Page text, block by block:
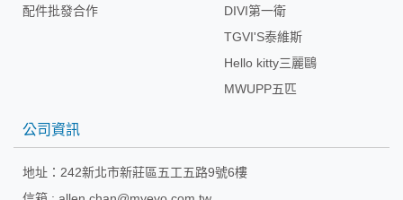
配件批發合作
DIVI第一衛
TGVI'S泰維斯
Hello kitty三麗鷗
MWUPP五匹
公司資訊
地址： 242新北市新莊區五工五路9號6樓